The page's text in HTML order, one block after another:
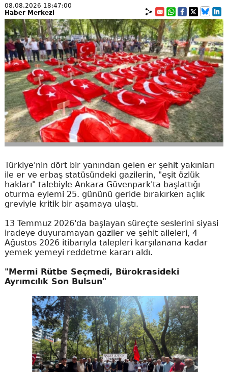
08.08.2026 18:47:00
Haber Merkezi
Türkiye'nin dört bir yanından gelen er şehit yakınları
ile er ve erbaş statüsündeki gazilerin, "eşit özlük
hakları" talebiyle Ankara Güvenpark'ta başlattığı
oturma eylemi 25. gününü geride bırakırken açlık
greviyle kritik bir aşamaya ulaştı.
13 Temmuz 2026'da başlayan süreçte seslerini siyasi
iradeye duyuramayan gaziler ve şehit aileleri, 4
Ağustos 2026 itibarıyla talepleri karşılanana kadar
yemek yemeyi reddetme kararı aldı.
"Mermi Rütbe Seçmedi, Bürokrasideki
Ayrımcılık Son Bulsun"